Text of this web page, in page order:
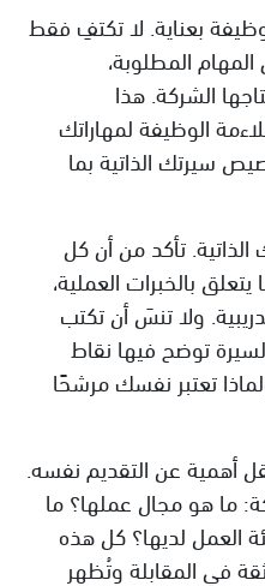
بعناية. لا تكتفِ فقط
المطلوبة،
الشركة. هذا
الوظيفة لمهاراتك
سيرتك الذاتية بما
تأكد من أن كل
بالخبرات العملية،
ولا تنسَ أن تكتب
توضح فيها نقاط
تعتبر نفسك مرشحًا
يقل أهمية عن التقديم نفسه.
ما هو مجال عملها؟ ما
العمل لديها؟ كل هذه
في المقابلة وتُظهر